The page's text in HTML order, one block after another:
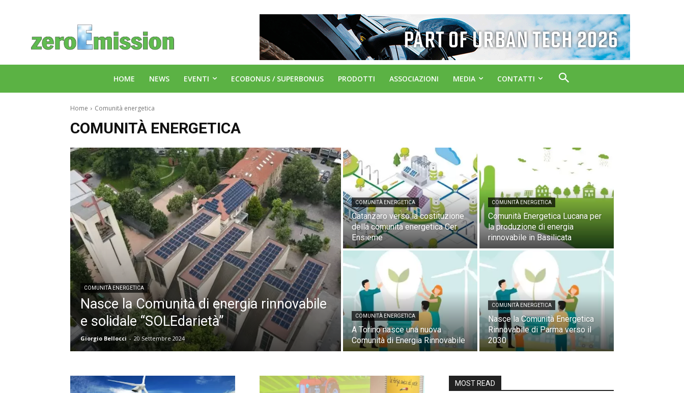
HOME NEWS EVENTI ECOBONUS / SUPERBONUS PRODOTTI ASSOCIAZIONI MEDIA CONTATTI
Home Comunità energetica
COMUNITÀ ENERGETICA
COMUNITÀ ENERGETICA
Nasce la Comunità di energia rinnovabile
e solidale “SOLEdarietà”
Giorgio Bellocci - 20 Settembre 2024
COMUNITÀ ENERGETICA
Catanzaro verso la costituzione
della comunità energetica Cer
Ensieme
COMUNITÀ ENERGETICA
Comunità Energetica Lucana per
la produzione di energia
rinnovabile in Basilicata
COMUNITÀ ENERGETICA
A Torino nasce una nuova
Comunità di Energia Rinnovabile
COMUNITÀ ENERGETICA
Nasce la Comunità Energetica
Rinnovabile di Parma verso il
2030
MOST READ